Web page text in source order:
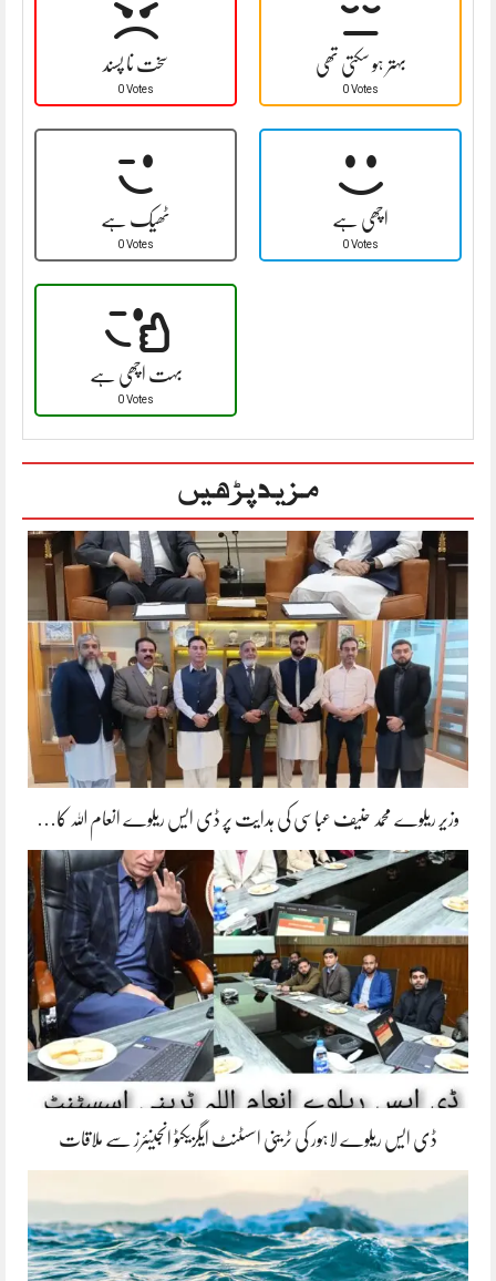
سخت نا پسند
0 Votes
بہتر ہو سکتی تھی
0 Votes
ٹھیک ہے
0 Votes
اچھی ہے
0 Votes
بہت اچھی ہے
0 Votes
مزید پڑھیں
وزیر ریلوے محمد حنیف عباسی کی ہدایت پر ڈی ایس ریلوے انعام اللہ کا…
ڈی ایس ریلوے لاہور کی ٹرینی اسسٹنٹ ایگزیکٹو انجینئرز سے ملاقات